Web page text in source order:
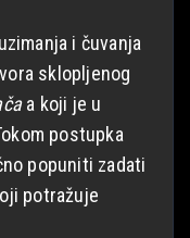
i čuvanja
sklopljenog
a koji je u
postupka
popuniti zadati
potražuje